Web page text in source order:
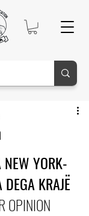
NEW YORK-
KRAJË
OPINION